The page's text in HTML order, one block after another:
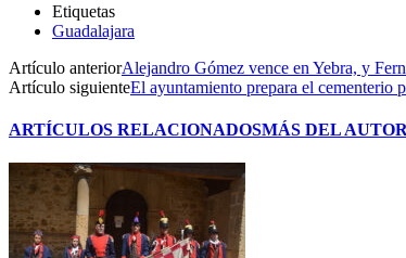
Etiquetas
Guadalajara
Artículo anteriorAlejandro Gómez vence en Yebra, y
Artículo siguienteEl ayuntamiento prepara el cementerio
ARTÍCULOS RELACIONADOSMÁS DEL AUTOR